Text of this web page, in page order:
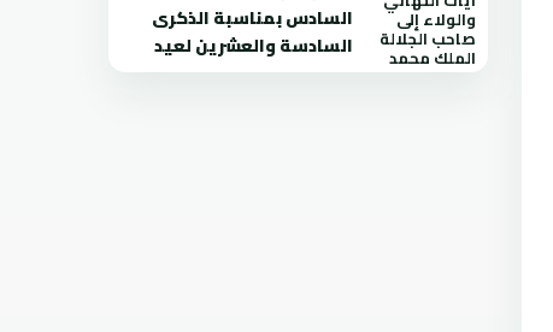
السادس بمناسبة الذكرى
السادسة والعشرين لعيد